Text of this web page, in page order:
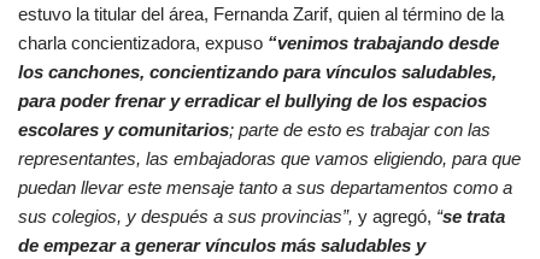
estuvo la titular del área, Fernanda Zarif, quien al término de la
charla concientizadora, expuso “venimos trabajando desde
los canchones, concientizando para vínculos saludables,
para poder frenar y erradicar el bullying de los espacios
escolares y comunitarios; parte de esto es trabajar con las
representantes, las embajadoras que vamos eligiendo, para que
puedan llevar este mensaje tanto a sus departamentos como a
sus colegios, y después a sus provincias”, y agregó, “se trata
de empezar a generar vínculos más saludables y